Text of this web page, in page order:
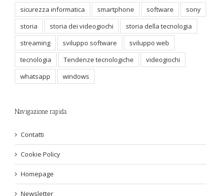
sicurezza informatica
smartphone software
sony
storia
storia dei videogiochi
storia della tecnologia
streaming
sviluppo software
sviluppo web
tecnologia
Tendenze tecnologiche
videogiochi
whatsapp
windows
Navigazione rapida
Contatti
Cookie Policy
Homepage
Newsletter